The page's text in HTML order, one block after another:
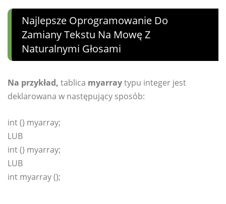
Najlepsze Oprogramowanie Do
Zamiany Tekstu Na Mowę Z
Naturalnymi Głosami
Na przykład, tablica myarraytypu integer jest
deklarowana w następujący sposób:
int () myarray;
LUB
int () myarray;
LUB
int myarray ();